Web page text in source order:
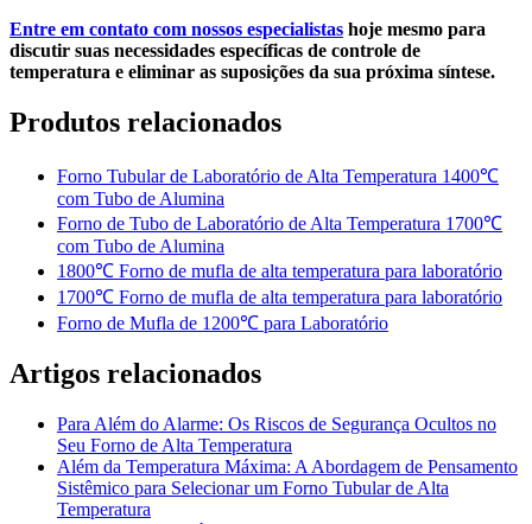
Entre em contato com nossos especialistas hoje mesmo para
discutir suas necessidades específicas de controle de
temperatura e eliminar as suposições da sua próxima síntese.
Produtos relacionados
Forno Tubular de Laboratório de Alta Temperatura 1400℃
com Tubo de Alumina
Forno de Tubo de Laboratório de Alta Temperatura 1700℃
com Tubo de Alumina
1800℃ Forno de mufla de alta temperatura para laboratório
1700℃ Forno de mufla de alta temperatura para laboratório
Forno de Mufla de 1200℃ para Laboratório
Artigos relacionados
Para Além do Alarme: Os Riscos de Segurança Ocultos no
Seu Forno de Alta Temperatura
Além da Temperatura Máxima: A Abordagem de Pensamento
Sistêmico para Selecionar um Forno Tubular de Alta
Temperatura